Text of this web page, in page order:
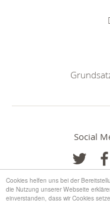
Cookies helfen uns bei der
die Nutzung unserer Webseite
einverstanden, dass wir Cookies
Social